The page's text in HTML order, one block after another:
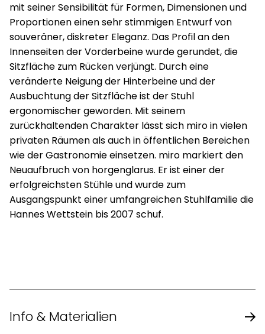
mit seiner Sensibilität für Formen, Dimensionen und
Proportionen einen sehr stimmigen Entwurf von
souveräner, diskreter Eleganz. Das Profil an den
Innenseiten der Vorderbeine wurde gerundet, die
Sitzfläche zum Rücken verjüngt. Durch eine
veränderte Neigung der Hinterbeine und der
Ausbuchtung der Sitzfläche ist der Stuhl
ergonomischer geworden. Mit seinem
zurückhaltenden Charakter lässt sich miro in vielen
privaten Räumen als auch in öffentlichen Bereichen
wie der Gastronomie einsetzen. miro markiert den
Neuaufbruch von horgenglarus. Er ist einer der
erfolgreichsten Stühle und wurde zum
Ausgangspunkt einer umfangreichen Stuhlfamilie die
Hannes Wettstein bis 2007 schuf.
Info & Materialien